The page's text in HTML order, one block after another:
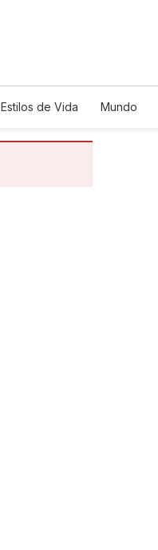
Estilos de Vida
Mundo